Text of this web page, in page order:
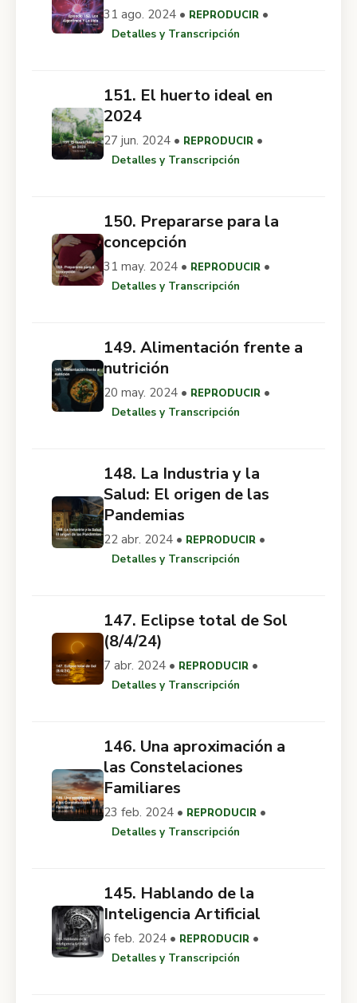
31 ago. 2024 • REPRODUCIR •
Detalles y Transcripción
151. El huerto ideal en
2024
27 jun. 2024 • REPRODUCIR •
Detalles y Transcripción
150. Prepararse para la
concepción
31 may. 2024 • REPRODUCIR •
Detalles y Transcripción
149. Alimentación frente a
nutrición
20 may. 2024 • REPRODUCIR •
Detalles y Transcripción
148. La Industria y la
Salud: El origen de las
Pandemias
22 abr. 2024 • REPRODUCIR •
Detalles y Transcripción
147. Eclipse total de Sol
(8/4/24)
7 abr. 2024 • REPRODUCIR •
Detalles y Transcripción
146. Una aproximación a
las Constelaciones
Familiares
23 feb. 2024 • REPRODUCIR •
Detalles y Transcripción
145. Hablando de la
Inteligencia Artificial
6 feb. 2024 • REPRODUCIR •
Detalles y Transcripción